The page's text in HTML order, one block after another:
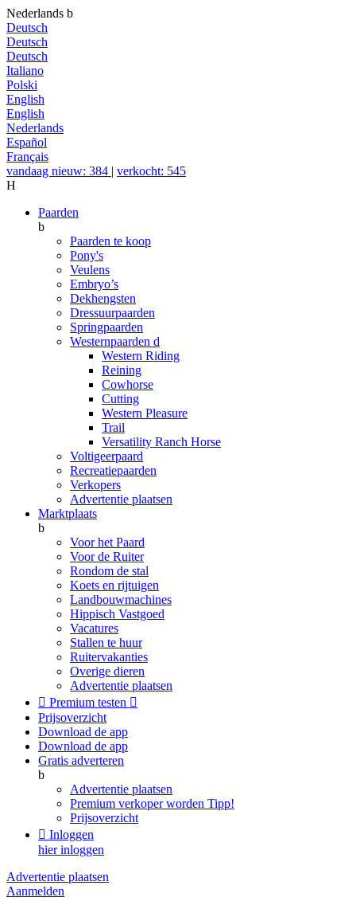
Nederlands b
Deutsch
Deutsch
Deutsch
Italiano
Polski
English
English
Nederlands
Español
Français
vandaag nieuw: 384 | verkocht: 545
H
Paarden
b
Paarden te koop
Pony's
Veulens
Embryo’s
Dekhengsten
Dressuurpaarden
Springpaarden
Westernpaarden d
Western Riding
Reining
Cowhorse
Cutting
Western Pleasure
Trail
Versatility Ranch Horse
Voltigeerpaard
Recreatiepaarden
Verkopers
Advertentie plaatsen
Marktplaats
b
Voor het Paard
Voor de Ruiter
Rondom de stal
Koets en rijtuigen
Landbouwmachines
Hippisch Vastgoed
Vacatures
Stallen te huur
Ruitervakanties
Overige dieren
Advertentie plaatsen
 Premium testen 
Prijsoverzicht
Download de app
Download de app
Gratis adverteren
b
Advertentie plaatsen
Premium verkoper worden Tipp!
Prijsoverzicht
 Inloggen
hier inloggen
Advertentie plaatsen
Aanmelden